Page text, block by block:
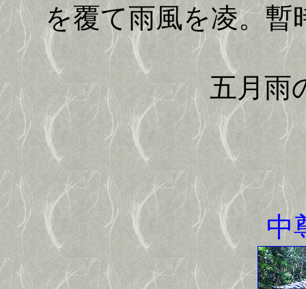
を覆て雨風を凌。暫
五月雨の
中